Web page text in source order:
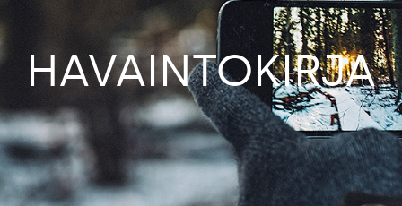
HAVAINTOKIRJA